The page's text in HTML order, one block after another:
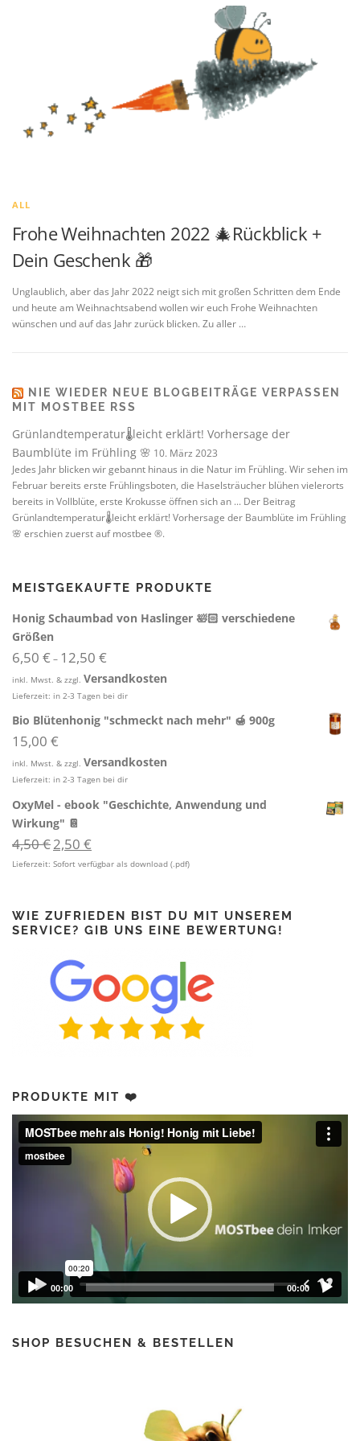
ALL
Frohe Weihnachten 2022 🎄Rückblick +
Dein Geschenk 🎁
Unglaublich, aber das Jahr 2022 neigt sich mit großen Schritten dem Ende
und heute am Weihnachtsabend wollen wir euch Frohe Weihnachten
wünschen und auf das Jahr zurück blicken. Zu aller …
NIE WIEDER NEUE BLOGBEITRÄGE VERPASSEN
MIT MOSTBEE RSS
Grünlandtemperatur🌡️leicht erklärt! Vorhersage der
Baumblüte im Frühling 🌸 10. März 2023
Jedes Jahr blicken wir gebannt hinaus in die Natur im Frühling. Wir sehen im
Februar bereits erste Frühlingsboten, die Haselsträucher blühen vielerorts
bereits in Vollblüte, erste Krokusse öffnen sich an ... Der Beitrag
Grünlandtemperatur🌡️leicht erklärt! Vorhersage der Baumblüte im Frühling
🌸 erschien zuerst auf mostbee ®.
MEISTGEKAUFTE PRODUKTE
Honig Schaumbad von Haslinger 🛀🏻 verschiedene
Größen
6,50 € – 12,50 €
inkl. Mwst. & zzgl. Versandkosten
Lieferzeit: in 2-3 Tagen bei dir
Bio Blütenhonig "schmeckt nach mehr" 🍯 900g
15,00 €
inkl. Mwst. & zzgl. Versandkosten
Lieferzeit: in 2-3 Tagen bei dir
OxyMel - ebook "Geschichte, Anwendung und
Wirkung" 📔
4,50€ U
r
s
ü
n
l
c
e
i
s
w
a
€
2,50 €
k
t
l
l
P
i
:
2
,
.
Lieferzeit: Sofort verfügbar als download (.pdf)
WIE ZUFRIEDEN BIST DU MIT UNSEREM
SERVICE? GIB UNS EINE BEWERTUNG!
PRODUKTE MIT ❤️
Video-
Player
00:00 00:00
SHOP BESUCHEN & BESTELLEN